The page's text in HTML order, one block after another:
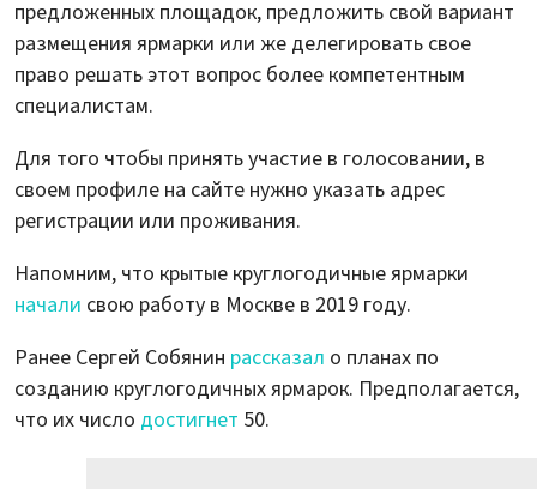
предложенных площадок, предложить свой вариант
размещения ярмарки или же делегировать свое
право решать этот вопрос более компетентным
специалистам.
Для того чтобы принять участие в голосовании, в
своем профиле на сайте нужно указать адрес
регистрации или проживания.
Напомним, что крытые круглогодичные ярмарки
начали свою работу в Москве в 2019 году.
Ранее Сергей Собянин рассказал о планах по
созданию круглогодичных ярмарок. Предполагается,
что их число достигнет 50.